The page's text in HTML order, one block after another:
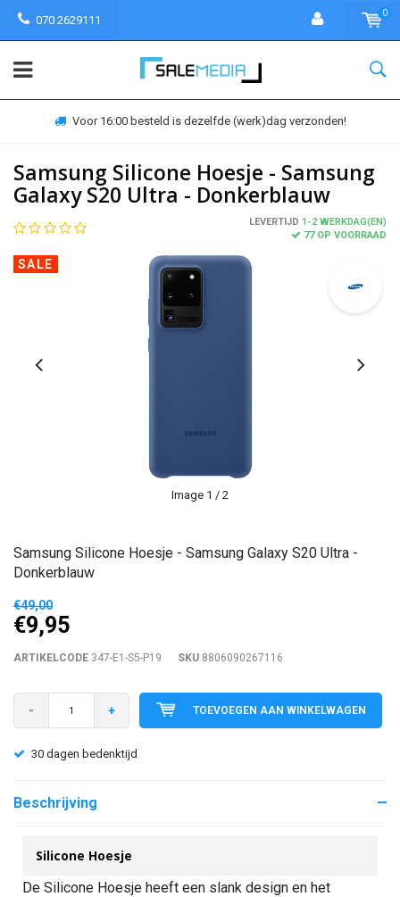
070 2629111
0
Voor 16:00 besteld is dezelfde (werk)dag verzonden!
Samsung Silicone Hoesje - Samsung
Galaxy S20 Ultra - Donkerblauw
LEVERTIJD 1-2 WERKDAG(EN)
77 OP VOORRAAD
SALE
Image 1 / 2
Samsung Silicone Hoesje - Samsung Galaxy S20 Ultra -
Donkerblauw
€49,00
€9,95
ARTIKELCODE 347-E1-S5-P19 SKU 8806090267116
- + TOEVOEGEN AAN WINKELWAGEN
30 dagen bedenktijd
Beschrijving
Silicone Hoesje
De Silicone Hoesje heeft een slank design en het